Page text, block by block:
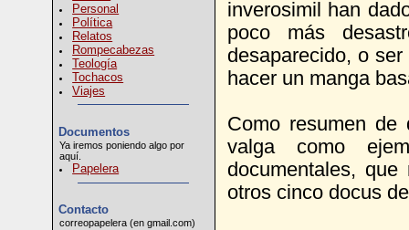
Personal
Política
Relatos
Rompecabezas
Teología
Tochacos
Viajes
Documentos
Ya iremos poniendo algo por
aquí.
Papelera
Contacto
correopapelera (en gmail.com)
inverosimil han
poco más
desaparecido, o
hacer un manga
Como resumen
valga como
documentales,
otros cinco docus